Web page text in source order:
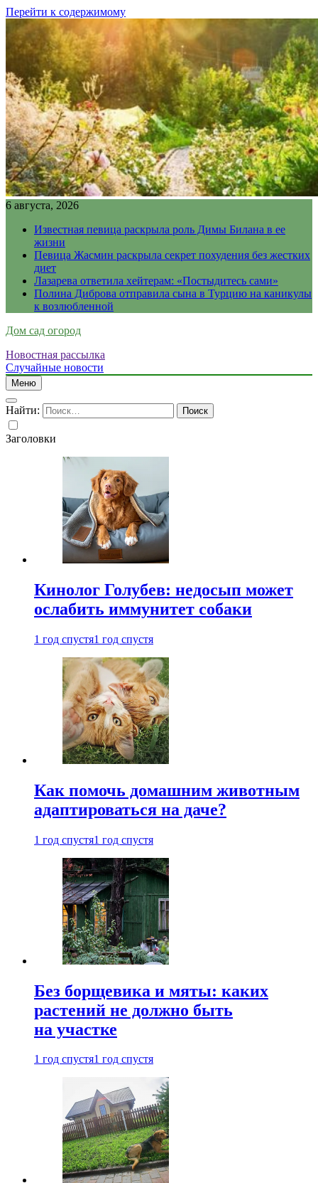
Перейти к содержимому
6 августа, 2026
Известная певица раскрыла роль Димы Билана в ее
жизни
Певица Жасмин раскрыла секрет похудения без жестких
диет
Лазарева ответила хейтерам: «Постыдитесь сами»
Полина Диброва отправила сына в Турцию на каникулы
к возлюбленной
Дом сад огород
Новостная рассылка
Случайные новости
Меню
Найти:
Заголовки
Кинолог Голубев: недосып может
ослабить иммунитет собаки
1 год спустя1 год спустя
Как помочь домашним животным
адаптироваться на даче?
1 год спустя1 год спустя
Без борщевика и мяты: каких
растений не должно быть
на участке
1 год спустя1 год спустя